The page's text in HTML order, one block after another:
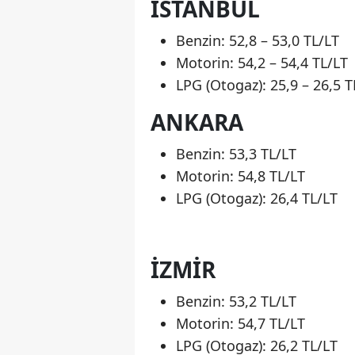
İSTANBUL
Benzin: 52,8 – 53,0 TL/LT
Motorin: 54,2 – 54,4 TL/LT
LPG (Otogaz): 25,9 – 26,5
ANKARA
Benzin: 53,3 TL/LT
Motorin: 54,8 TL/LT
LPG (Otogaz): 26,4 TL/LT
İZMIR
Benzin: 53,2 TL/LT
Motorin: 54,7 TL/LT
LPG (Otogaz): 26,2 TL/LT